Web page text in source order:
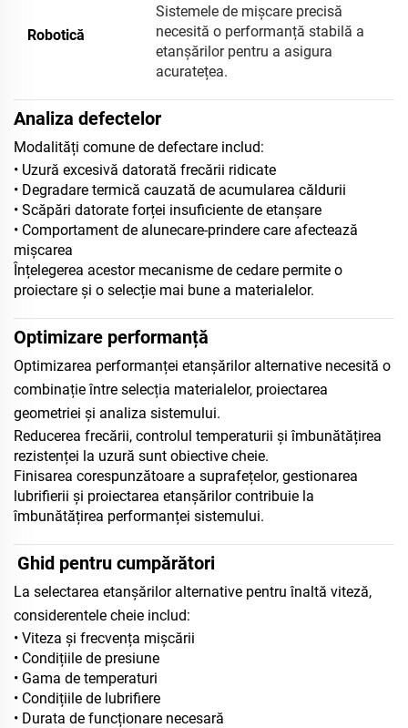
Robotică
Sistemele de mișcare precisă
necesită o performanță stabilă a
etanșărilor pentru a asigura
acuratețea.
Analiza defectelor
Modalități comune de defectare includ:
• Uzură excesivă datorată frecării ridicate
• Degradare termică cauzată de acumularea căldurii
• Scăpări datorate forței insuficiente de etanșare
• Comportament de alunecare-prindere care afectează
mișcarea
Înțelegerea acestor mecanisme de cedare permite o
proiectare și o selecție mai bune a materialelor.
Optimizare performanță
Optimizarea performanței etanșărilor alternative necesită o
combinație între selecția materialelor, proiectarea
geometriei și analiza sistemului.
Reducerea frecării, controlul temperaturii și îmbunătățirea
rezistenței la uzură sunt obiective cheie.
Finisarea corespunzătoare a suprafețelor, gestionarea
lubrifierii și proiectarea etanșărilor contribuie la
îmbunătățirea performanței sistemului.
Ghid pentru cumpărători
La selectarea etanșărilor alternative pentru înaltă viteză,
considerentele cheie includ:
• Viteza și frecvența mișcării
• Condițiile de presiune
• Gama de temperaturi
• Condițiile de lubrifiere
• Durata de funcționare necesară